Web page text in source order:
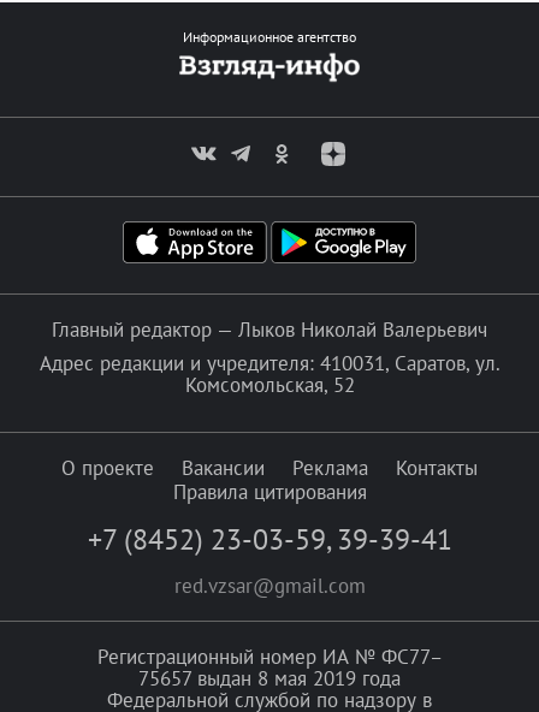
Информационное агентство
Главный редактор — Лыков Николай Валерьевич
Адрес редакции и учредителя: 410031, Саратов, ул.
Комсомольская, 52
О проекте Вакансии Реклама
Контакты
Правила цитирования
+7 (8452) 23-03-59, 39-39-41
red.vzsar@gmail.com
Регистрационный номер ИА № ФС77–
75657 выдан 8 мая 2019 года
Федеральной службой по надзору в